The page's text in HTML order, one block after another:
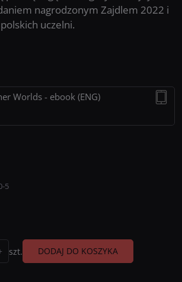
nagrodzonym Zajdlem 2022 i
uczelni.
to ‘Gambit - Algorithm of War I’)
– Echoes (Algorithm of War Short
Worlds - ebook (ENG)
5
szt. DODAJ DO KOSZYKA